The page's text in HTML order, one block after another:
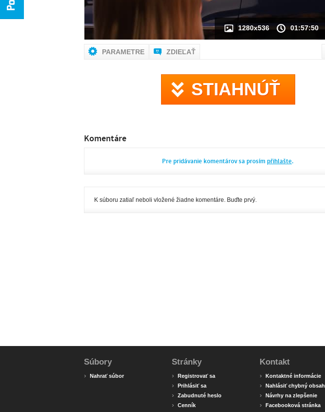
1280x536 01:57:50
PARAMETRE ZDIEĽAŤ
STIAHNÚŤ
Komentáre
Pre pridávanie komentárov sa prosím přihlašte.
K súboru zatiaľ neboli vložené žiadne komentáre. Buďte prvý.
Súbory
› Nahrať súbor
Stránky
› Registrovať sa
› Prihlásiť sa
› Zabudnuté heslo
› Cenník
Kontakt
› Kontaktné informácie
› Nahlásiť chybný obsah
› Návrhy na zlepšenie
› Facebooková stránka